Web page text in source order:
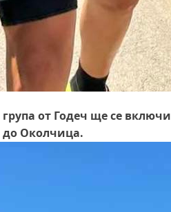
от Годеч ще се
до Околчица.